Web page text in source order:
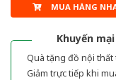
MUA HÀNG
Khuyến mại
Quà tặng đồ nội
Giảm trực tiếp khi